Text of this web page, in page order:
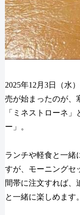
2025年12月3日（水
売が始まったのが、
「ミネストローネ
ー」。
ランチや軽食と一緒
すが、モーニングセ
間帯に注文すれば、
と一緒に楽しめます。